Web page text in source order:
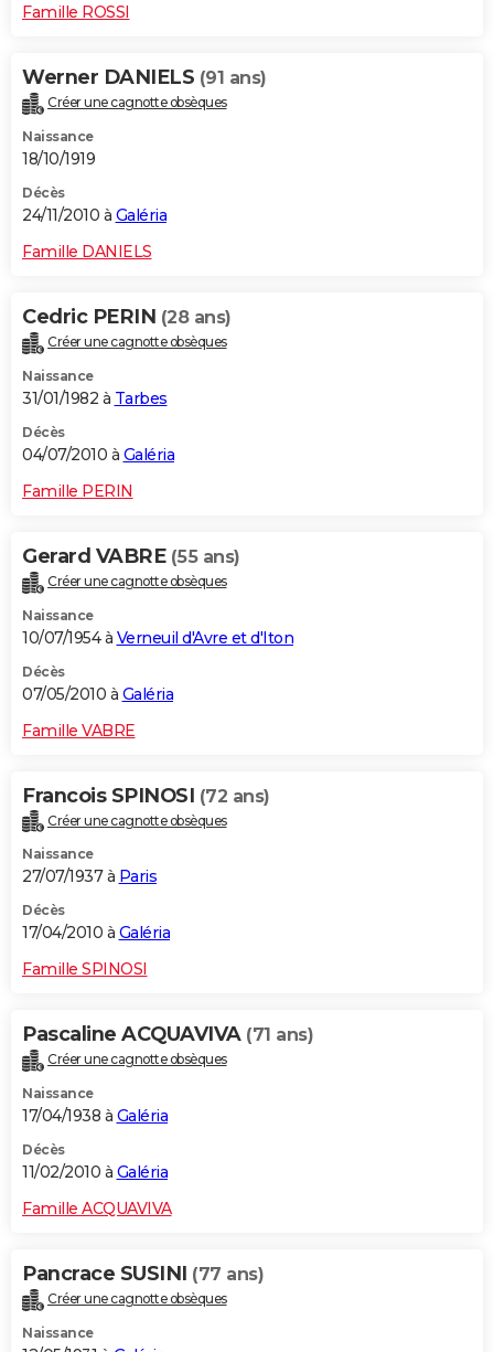
Famille ROSSI
Werner DANIELS (91 ans)
Créer une cagnotte obsèques
Naissance
18/10/1919
Décès
24/11/2010 à Galéria
Famille DANIELS
Cedric PERIN (28 ans)
Créer une cagnotte obsèques
Naissance
31/01/1982 à Tarbes
Décès
04/07/2010 à Galéria
Famille PERIN
Gerard VABRE (55 ans)
Créer une cagnotte obsèques
Naissance
10/07/1954 à Verneuil d'Avre et d'Iton
Décès
07/05/2010 à Galéria
Famille VABRE
Francois SPINOSI (72 ans)
Créer une cagnotte obsèques
Naissance
27/07/1937 à Paris
Décès
17/04/2010 à Galéria
Famille SPINOSI
Pascaline ACQUAVIVA (71 ans)
Créer une cagnotte obsèques
Naissance
17/04/1938 à Galéria
Décès
11/02/2010 à Galéria
Famille ACQUAVIVA
Pancrace SUSINI (77 ans)
Créer une cagnotte obsèques
Naissance